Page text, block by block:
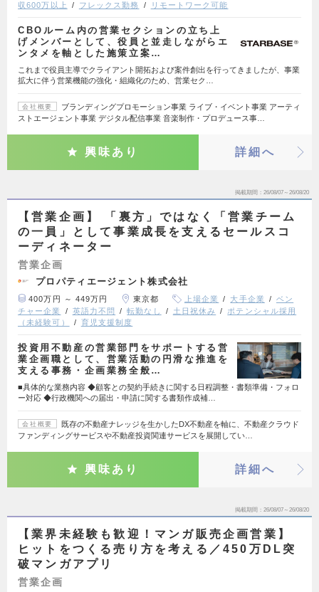
収600万以上
フレックス勤務 リモートワーク可能
CBOルーム内の営業セクションの立ち上
げメンバーとして、役員と並走しながらエ
ンタメを軸とした施策立案…
これまで役員主導でクライアント開拓および案件創出を行ってきましたが、事業
拡大に伴う営業機能の強化・組織化のため、営業セク…
会社概要
ブランディングプロモーション事業 ライブ・イベント事業 アーティ
ストエージェント事業 デジタル配信事業 音楽制作・プロデュース事…
興味あり 詳細へ
掲載期間 26/08/07～26/08/20
【営業企画】 「裏方」ではなく「営業チーム
の一員」として事業成長を支えるセールスコ
ーディネーター
営業企画
プロパティエージェント株式会社
400万円 ～ 449万円 東京都 上場企業 大手企業
ベン
チャー企業
英語力不問 転勤なし 土日祝休み
ポテンシャル採用
（未経験可）
育児支援制度
投資用不動産の営業部門をサポートする営
業企画職として、営業活動の円滑な推進を
支える事務・企画業務全般…
■具体的な業務内容 ◆顧客との契約手続きに関する日程調整・書類準備・フォロ
ー対応 ◆行政機関への届出・申請に関する書類作成補…
会社概要
既存の不動産ナレッジを生かしたDX不動産を軸に、不動産クラウド
ファンディングサービスや不動産投資関連サービスを展開してい…
興味あり 詳細へ
掲載期間 26/08/07～26/08/20
【業界未経験も歓迎！マンガ販売企画営業】
ヒットをつくる売り方を考える／450万DL突
破マンガアプリ
営業企画